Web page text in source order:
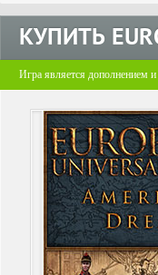
КУПИТЬ
Игра является дополнением и